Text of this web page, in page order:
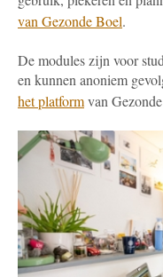
van Gezonde Boel.
De modules zijn voor
en kunnen anoniem
het platformvan